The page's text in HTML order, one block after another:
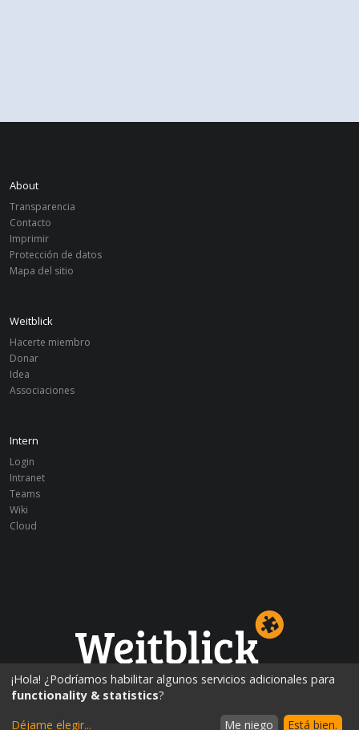
About
Transparencia
Contacto
Imprimir
Protección de datos
Mapa del sitio
Weitblick
Hacerte miembro
Donar
Idea
Associaciones
Intern
Login
Intranet
Teams
Wiki
Cloud
¡Educación mundialmente!
¡Hola! ¿Podríamos habilitar algunos servicios adicionales para
functionality & statistics?
Déjame elegir... Me niego Está bien.